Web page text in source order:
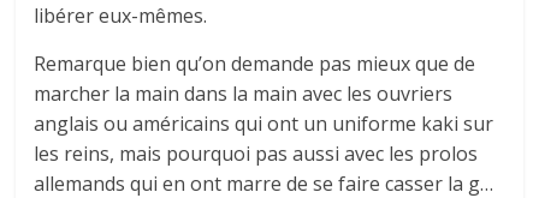
libérer eux-mêmes.
Remarque bien qu’on demande pas mieux que de
marcher la main dans la main avec les ouvriers
anglais ou américains qui ont un uniforme kaki sur
les reins, mais pourquoi pas aussi avec les prolos
allemands qui en ont marre de se faire casser la g…